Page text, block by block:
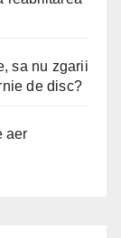
sa nu zgarii
de disc?
aer